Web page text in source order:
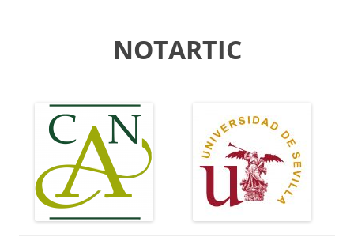
NOTARTIC